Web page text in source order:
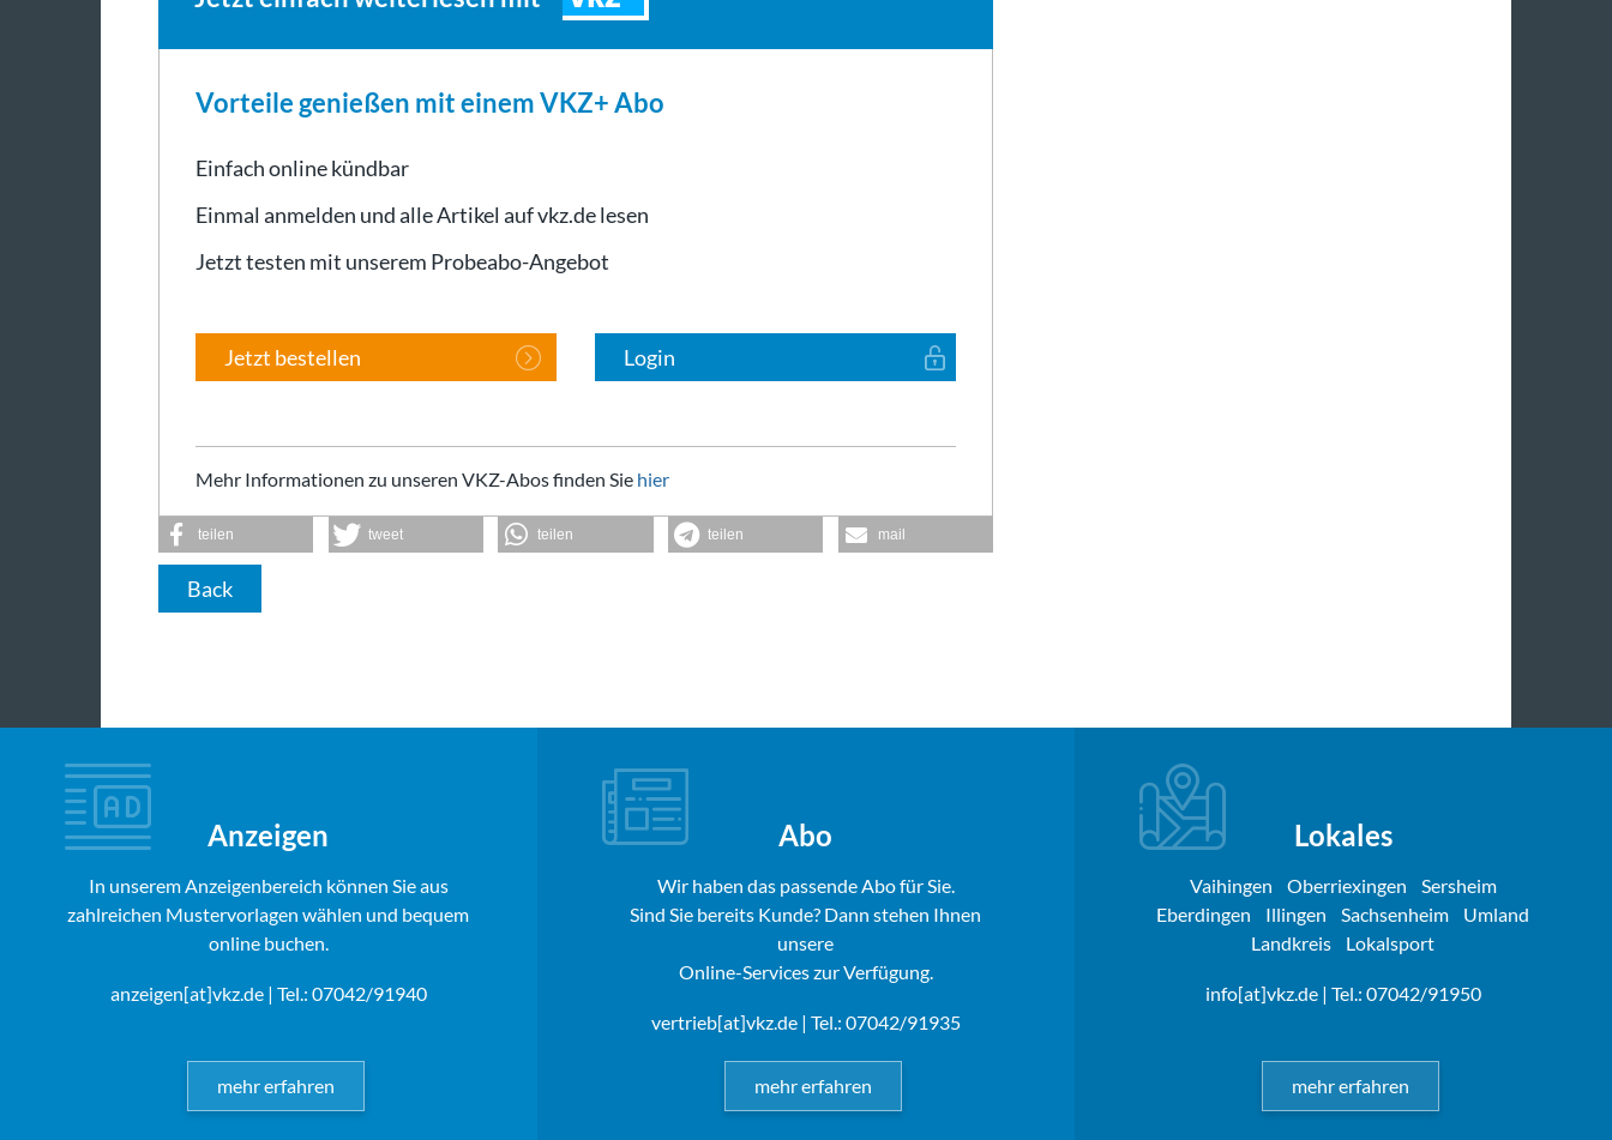
Vorteile genießen mit einem VKZ+ Abo
Einfach online kündbar
Einmal anmelden und alle Artikel auf vkz.de lesen
Jetzt testen mit unserem Probeabo-Angebot
Jetzt bestellen Login
Mehr Informationen zu unseren VKZ-Abos finden Sie hier
teilen tweet teilen teilen mail
Back
Anzeigen
In unserem Anzeigenbereich können Sie aus
zahlreichen Mustervorlagen wählen und bequem
online buchen.
anzeigen[at]vkz.de| Tel.: 07042/91940
mehr erfahren
Abo
Wir haben das passende Abo für Sie.
Sind Sie bereits Kunde? Dann stehen Ihnen
unsere
Online-Services zur Verfügung.
vertrieb[at]vkz.de| Tel.: 07042/91935
mehr erfahren
Lokales
Vaihingen Oberriexingen
Sersheim
Eberdingen
Illingen Sachsenheim
Umland
Landkreis
Lokalsport
info[at]vkz.de| Tel.: 07042/91950
mehr erfahren